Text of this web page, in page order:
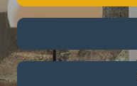
PARKINGS
ESTIMATION
AGENCE